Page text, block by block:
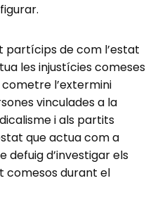
partícips de com l’estat
les injustícies comeses
l’extermini
vinculades a la
i als partits
que actua com a
defuig d’investigar els
comesos durant el